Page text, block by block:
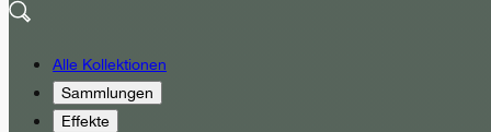
Alle Kollektionen
Sammlungen
Effekte